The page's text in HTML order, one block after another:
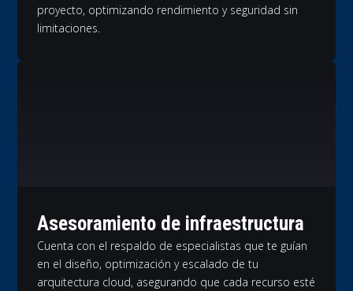
proyecto, optimizando rendimiento y seguridad sin
limitaciones.
Asesoramiento de infraestructura
Cuenta con el respaldo de especialistas que te guían
en el diseño, optimización y escalado de tu
arquitectura cloud, asegurando que cada recurso esté